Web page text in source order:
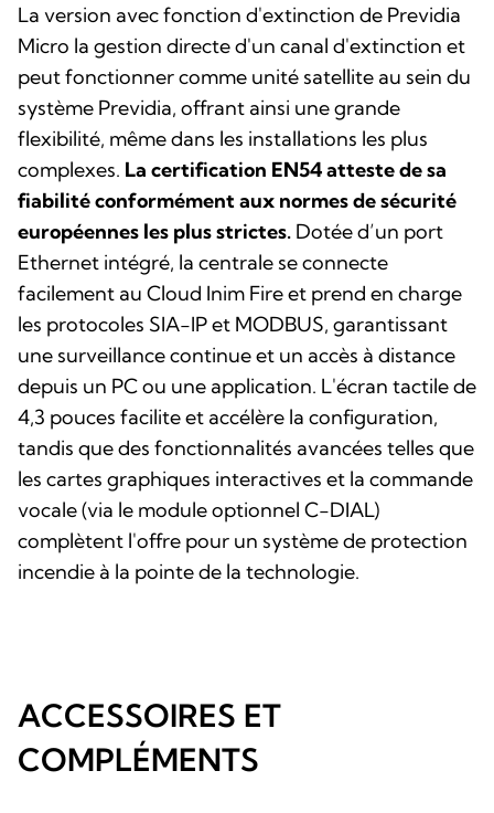
La version avec fonction d'extinction de Previdia
Micro la gestion directe d'un canal d'extinction et
peut fonctionner comme unité satellite au sein du
système Previdia, offrant ainsi une grande
flexibilité, même dans les installations les plus
complexes. La certification EN54 atteste de sa
fiabilité conformément aux normes de sécurité
européennes les plus strictes. Dotée d’un port
Ethernet intégré, la centrale se connecte
facilement au Cloud Inim Fire et prend en charge
les protocoles SIA-IP et MODBUS, garantissant
une surveillance continue et un accès à distance
depuis un PC ou une application. L'écran tactile de
4,3 pouces facilite et accélère la configuration,
tandis que des fonctionnalités avancées telles que
les cartes graphiques interactives et la commande
vocale (via le module optionnel C-DIAL)
complètent l'offre pour un système de protection
incendie à la pointe de la technologie.
ACCESSOIRES ET
COMPLÉMENTS